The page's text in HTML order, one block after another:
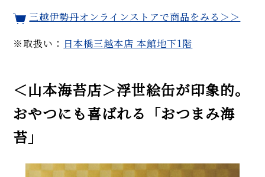
三越伊勢丹オンラインストアで商品をみる＞＞
※取扱い： 日本橋三越本店 本館地下1階
＜山本海苔店＞浮世絵缶が印象的。
おやつにも喜ばれる「おつまみ海
苔」